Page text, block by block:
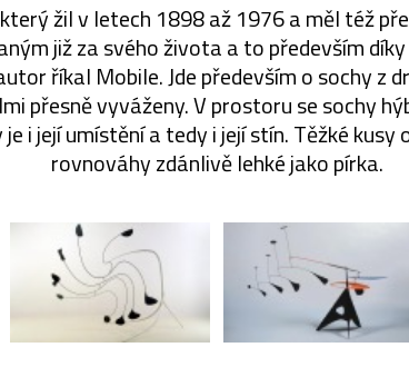
žil v letech 1898 až 1976 a měl též
již za svého života a to především
říkal Mobile. Jde především o sochy z
přesně vyváženy. V prostoru se sochy
i její umístění a tedy i její stín. Těžké
rovnováhy zdánlivě lehké jako pírka.